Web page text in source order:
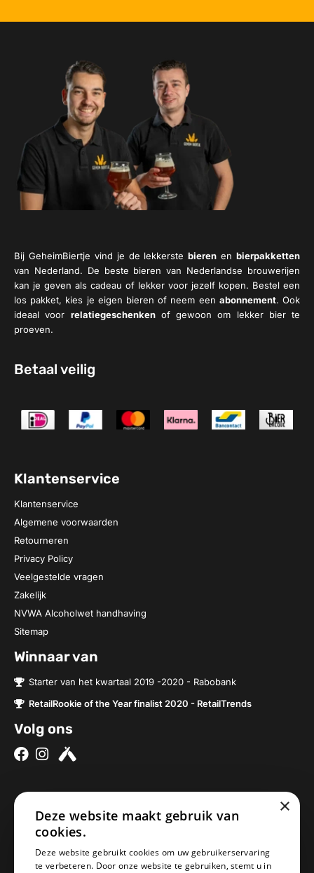
Bij GeheimBiertje vind je de lekkerstebieren en bierpakketten
van Nederland. De beste bieren van Nederlandse brouwerijen
kan je geven als cadeau of lekker voor jezelf kopen. Bestel een
los pakket, kies je eigen bieren of neem een abonnement. Ook
ideaal voor relatiegeschenkenof gewoon om lekker bier te
proeven.
Betaal veilig
Klantenservice
Klantenservice
Algemene voorwaarden
Retourneren
Privacy Policy
Veelgestelde vragen
Zakelijk
NVWA Alcoholwet handhaving
Sitemap
Winnaar van
Starter van het kwartaal 2019 -2020 - Rabobank
RetailRookie of the Year finalist 2020 - RetailTrends
Volg ons
Over ons
Brouwerijen
Onze bieren
Onze bierpakketten
5076SV Haaren
Nederland
×
Deze website maakt gebruik van
cookies.
Deze website gebruikt cookies om uw gebruikerservaring
te verbeteren. Door onze website te gebruiken, stemt u in